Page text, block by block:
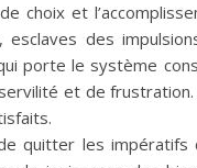
choix et
esclaves des
porte le système
et de
quitter les